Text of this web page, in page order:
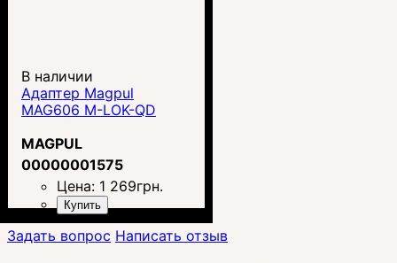
В наличии
Адаптер Magpul
MAG606 M-LOK-QD
MAGPUL
00000001575
Цена: 1 269грн.
Купить
Задать вопрос Написать отзыв